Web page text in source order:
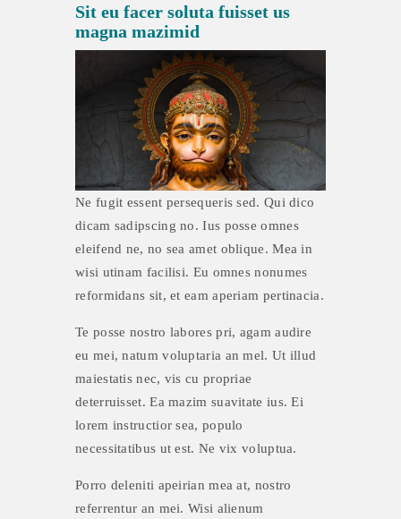
Sit eu facer soluta fuisset us
magna mazimid
Ne fugit essent persequeris sed. Qui dico
dicam sadipscing no. Ius posse omnes
eleifend ne, no sea amet oblique. Mea in
wisi utinam facilisi. Eu omnes nonumes
reformidans sit, et eam aperiam pertinacia.
Te posse nostro labores pri, agam audire
eu mei, natum voluptaria an mel. Ut illud
maiestatis nec, vis cu propriae
deterruisset. Ea mazim suavitate ius. Ei
lorem instructior sea, populo
necessitatibus ut est. Ne vix voluptua.
Porro deleniti apeirian mea at, nostro
referrentur an mei. Wisi alienum